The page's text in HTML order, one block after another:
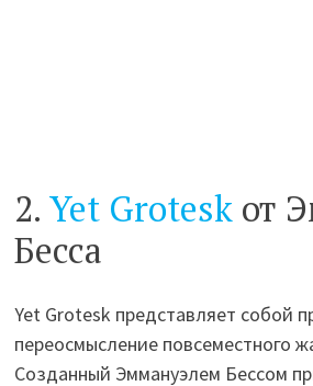
2.Yet Grotesk от
Бесса
Yet Grotesk представляет собой
переосмысление повсеместного
Созданный Эммануэлем Бессом